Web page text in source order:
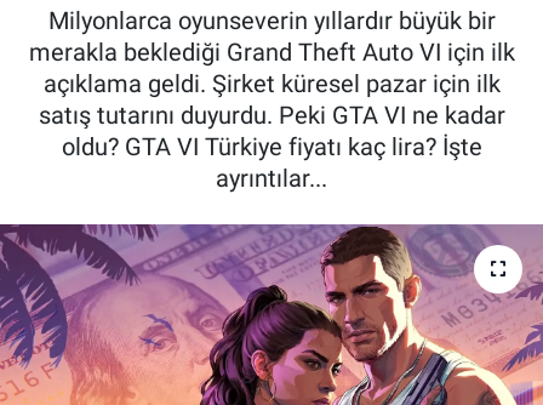
Milyonlarca oyunseverin yıllardır büyük bir
merakla beklediği Grand Theft Auto VI için ilk
açıklama geldi. Şirket küresel pazar için ilk
satış tutarını duyurdu. Peki GTA VI ne kadar
oldu? GTA VI Türkiye fiyatı kaç lira? İşte
ayrıntılar...
Tüm Manşetler
Son Dakika Haberleri
Haber Arşivi